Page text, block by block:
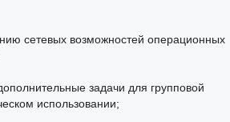
сетевых возможностей операционных
задачи для групповой
использовании;